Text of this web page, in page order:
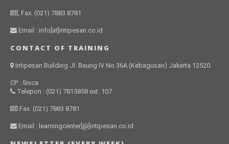
, Fax. (021) 7883 8781
Email : info[at]intipesan.co.id
CONTACT OF TRAINING
Intipesan Building Jl. Baung IV No.36A (Kebagusan) Jakarta 12520.
CP : Sisca
Telepon : (021) 7815858 ext. 107
Fax. (021) 7883 8781
Email : learningcenter[@]intipesan.co.id